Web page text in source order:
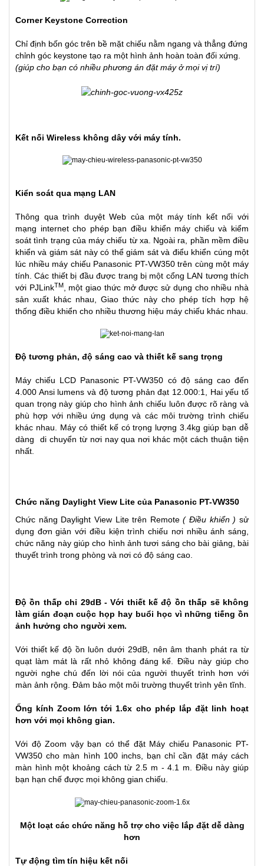
Corner Keystone Correction
Chỉ định bốn góc trên bề mặt chiếu nằm ngang và thẳng đứng
chỉnh góc keystone tạo ra một hình ảnh hoàn toàn đối xứng.
(giúp cho bạn có nhiều phương án đặt máy ở mọi vị trí)
Kết nối Wireless không dây với máy tính.
Kiển soát qua mạng LAN
Thông qua trình duyệt Web của một máy tính kết nối với
mạng internet cho phép bạn điều khiển máy chiếu và kiểm
soát tình trạng của máy chiếu từ xa. Ngoài ra, phần mềm điều
khiển và giám sát này có thể giám sát và điểu khiển cúng một
lúc nhiều máy chiếu Panasonic PT-VW350 trên cùng một máy
tính. Các thiết bị đầu được trang bị một cổng LAN tương thích
với PJLinkTM, một giao thức mở được sử dụng cho nhiều nhà
sản xuất khác nhau, Giao thức này cho phép tích hợp hệ
thống điều khiển cho nhiều thương hiệu máy chiếu khác nhau.
Độ tương phản, độ sáng cao và thiết kế sang trọng
Máy chiếu LCD Panasonic PT-VW350 có độ sáng cao đến
4.000 Ansi lumens và độ tương phản đạt 12.000:1, Hai yếu tố
quan trọng này giúp cho hình ảnh chiếu luôn được rõ ràng và
phù hợp với nhiều ứng dụng và các môi trường trình chiếu
khác nhau. Máy có thiết kế có trọng lượng 3.4kg giúp bạn dễ
dàng di chuyển từ nơi nay qua nơi khác một cách thuận tiện
nhất.
Chức năng Daylight View Lite của Panasonic PT-VW350
Chức năng Daylight View Lite trên Remote( Điều khiển ) sử
dụng đơn giản với điều kiện trình chiếu nơi nhiều ánh sáng,
chức năng này giúp cho hình ảnh tươi sáng cho bài giảng, bài
thuyết trình trong phòng và nơi có độ sáng cao.
Độ ồn thấp chỉ 29dB - Với thiết kế độ ồn thấp sẽ không
làm gián đoạn cuộc họp hay buổi học vì những tiếng ồn
ảnh hưởng cho người xem.
Với thiết kế độ ồn luôn dưới 29dB, nên âm thanh phát ra từ
quạt làm mát là rất nhỏ không đáng kể. Điều này giúp cho
người nghe chú đến lời nói của người thuyết trình hơn với
màn ảnh rộng. Đảm bảo một môi trường thuyết trình yên tĩnh.
Ống kính Zoom lớn tới 1.6x cho phép lắp đặt linh hoạt
hơn với mọi không gian.
Với độ Zoom vậy bạn có thể đặt Máy chiếu Panasonic PT-
VW350 cho màn hình 100 inchs, bạn chỉ cần đặt máy cách
màn hình một khoảng cách từ 2.5 m - 4.1 m. Điều này giúp
bạn hạn chế được mọi không gian chiếu.
Một loạt các chức năng hỗ trợ cho việc lắp đặt dễ dàng
hơn
Tự động tìm tín hiệu kết nối